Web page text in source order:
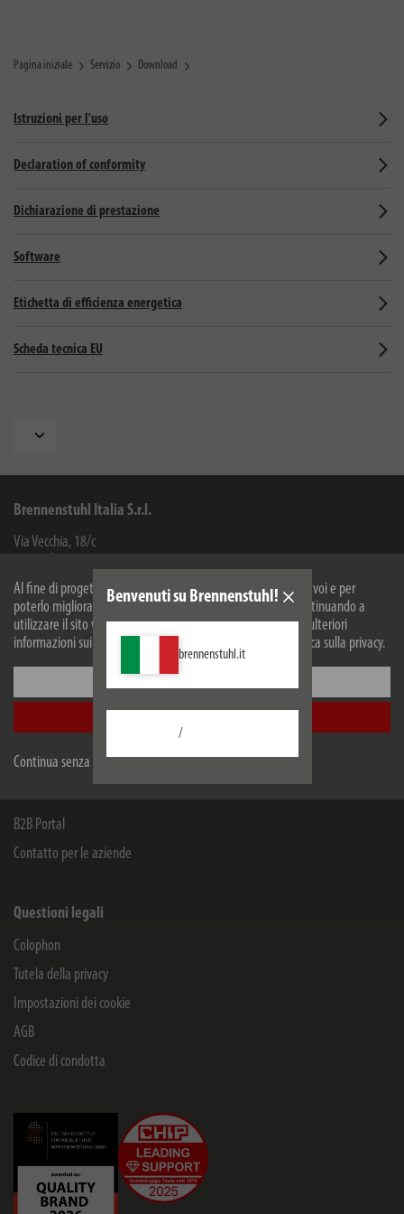
Al fine di progettare il nostro sito web in modo ottimale per voi e per
poterlo migliorare continuamente, utilizziamo i cookies. Continuando a
utilizzare il sito web, accetti il nostro utilizzo dei cookie. Per ulteriori
informazioni sui cookie, si prega di consultare la nostra politica sulla privacy.
Continua senza accettare
Benvenuti su Brennenstuhl!
brennenstuhl.it
/
Pagina iniziale Servizio Download
Istruzioni per l'uso
Declaration of conformity
Dichiarazione di prestazione
Software
Etichetta di efficienza energetica
Scheda tecnica EU
Brennenstuhl Italia S.r.l.
Via Vecchia, 18/c
Italia
FacebookInstagram
Informazioni
Service
Impresa
B2B Portal
Contatto per le aziende
Questioni legali
Colophon
Tutela della privacy
Impostazioni dei cookie
AGB
Codice di condotta